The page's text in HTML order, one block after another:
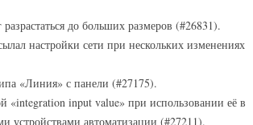
до больших размеров (#26831).
настройки сети при нескольких изменениях
«Линия» с панели (#27175).
«integration input value» при использовании её в
устройствами автоматизации (#27211).